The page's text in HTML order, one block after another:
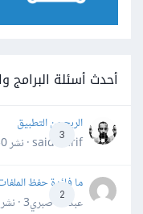
أحدث أسئلة البرامج
3
الربح من التطبيق
said darif · نشر
30
2
ما فائدة حفظ
عبدالله صبري3 · نشر